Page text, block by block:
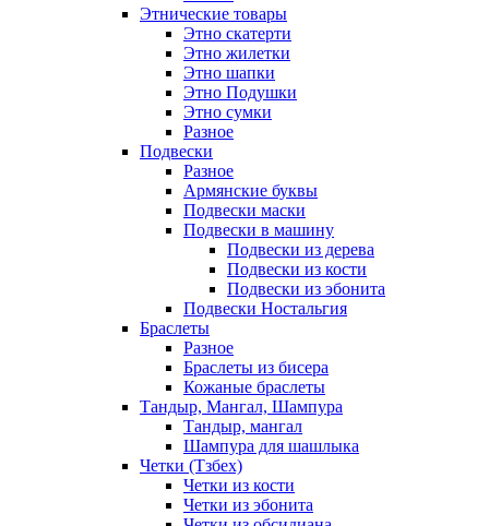
Этнические товары
Этно скатерти
Этно жилетки
Этно шапки
Этно Подушки
Этно сумки
Разное
Подвески
Разное
Армянские буквы
Подвески маски
Подвески в машину
Подвески из дерева
Подвески из кости
Подвески из эбонита
Подвески Ностальгия
Браслеты
Разное
Браслеты из бисера
Кожаные браслеты
Тандыр, Мангал, Шампура
Тандыр, мангал
Шампура для шашлыка
Четки (Тзбех)
Четки из кости
Четки из эбонита